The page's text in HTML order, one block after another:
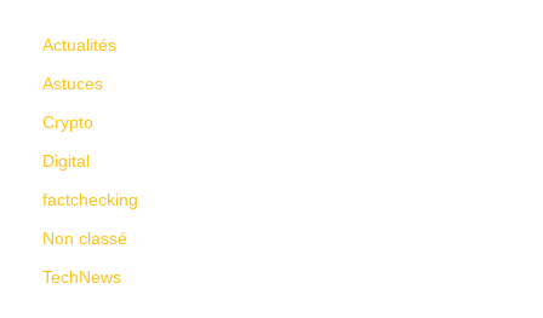
Actualités
Astuces
Crypto
Digital
factchecking
Non classé
TechNews